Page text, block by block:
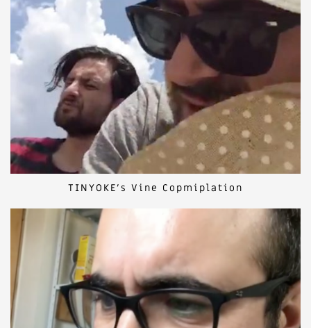
TINYOKE's Vine Copmiplation